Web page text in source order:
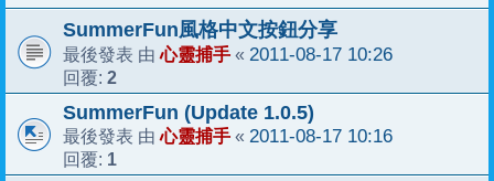
SummerFun風格中文按鈕分享
最後發表 由心靈捕手 « 2011-08-17 10:26
回覆: 2
SummerFun (Update 1.0.5)
最後發表 由心靈捕手 « 2011-08-17 10:16
回覆: 1